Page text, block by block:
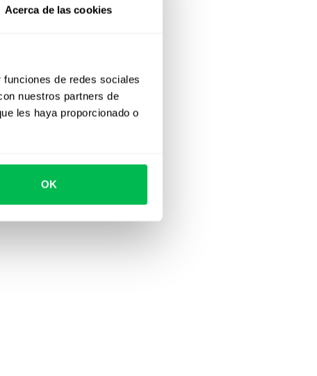
Acerca de las cookies
de redes sociales
nuestros partners de
les haya proporcionado o
OK